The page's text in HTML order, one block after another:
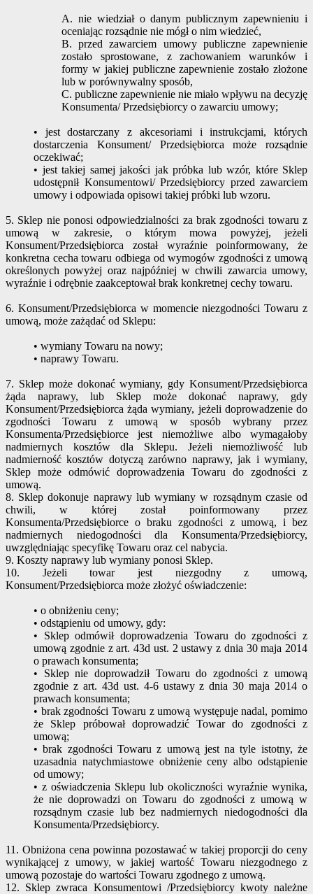
A. nie wiedział o danym publicznym zapewnieniu i
oceniając rozsądnie nie mógł o nim wiedzieć,
B. przed zawarciem umowy publiczne zapewnienie
zostało sprostowane, z zachowaniem warunków i
formy w jakiej publiczne zapewnienie zostało złożone
lub w porównywalny sposób,
C. publiczne zapewnienie nie miało wpływu na decyzję
Konsumenta/ Przedsiębiorcy o zawarciu umowy;
• jest dostarczany z akcesoriami i instrukcjami, których
dostarczenia Konsument/ Przedsiębiorca może rozsądnie
oczekiwać;
• jest takiej samej jakości jak próbka lub wzór, które Sklep
udostępnił Konsumentowi/ Przedsiębiorcy przed zawarciem
umowy i odpowiada opisowi takiej próbki lub wzoru.
5. Sklep nie ponosi odpowiedzialności za brak zgodności towaru z
umową w zakresie, o którym mowa powyżej, jeżeli
Konsument/Przedsiębiorca został wyraźnie poinformowany, że
konkretna cecha towaru odbiega od wymogów zgodności z umową
określonych powyżej oraz najpóźniej w chwili zawarcia umowy,
wyraźnie i odrębnie zaakceptował brak konkretnej cechy towaru.
6. Konsument/Przedsiębiorca w momencie niezgodności Towaru z
umową, może zażądać od Sklepu:
• wymiany Towaru na nowy;
• naprawy Towaru.
7. Sklep może dokonać wymiany, gdy Konsument/Przedsiębiorca
żąda naprawy, lub Sklep może dokonać naprawy, gdy
Konsument/Przedsiębiorca żąda wymiany, jeżeli doprowadzenie do
zgodności Towaru z umową w sposób wybrany przez
Konsumenta/Przedsiębiorce jest niemożliwe albo wymagałoby
nadmiernych kosztów dla Sklepu. Jeżeli niemożliwość lub
nadmierność kosztów dotyczą zarówno naprawy, jak i wymiany,
Sklep może odmówić doprowadzenia Towaru do zgodności z
umową.
8. Sklep dokonuje naprawy lub wymiany w rozsądnym czasie od
chwili, w której został poinformowany przez
Konsumenta/Przedsiębiorce o braku zgodności z umową, i bez
nadmiernych niedogodności dla Konsumenta/Przedsiębiorcy,
uwzględniając specyfikę Towaru oraz cel nabycia.
9. Koszty naprawy lub wymiany ponosi Sklep.
10. Jeżeli towar jest niezgodny z umową,
Konsument/Przedsiębiorca może złożyć oświadczenie:
• o obniżeniu ceny;
• odstąpieniu od umowy, gdy:
• Sklep odmówił doprowadzenia Towaru do zgodności z
umową zgodnie z art. 43d ust. 2 ustawy z dnia 30 maja 2014
o prawach konsumenta;
• Sklep nie doprowadził Towaru do zgodności z umową
zgodnie z art. 43d ust. 4-6 ustawy z dnia 30 maja 2014 o
prawach konsumenta;
• brak zgodności Towaru z umową występuje nadal, pomimo
że Sklep próbował doprowadzić Towar do zgodności z
umową;
• brak zgodności Towaru z umową jest na tyle istotny, że
uzasadnia natychmiastowe obniżenie ceny albo odstąpienie
od umowy;
• z oświadczenia Sklepu lub okoliczności wyraźnie wynika,
że nie doprowadzi on Towaru do zgodności z umową w
rozsądnym czasie lub bez nadmiernych niedogodności dla
Konsumenta/Przedsiębiorcy.
11. Obniżona cena powinna pozostawać w takiej proporcji do ceny
wynikającej z umowy, w jakiej wartość Towaru niezgodnego z
umową pozostaje do wartości Towaru zgodnego z umową.
12. Sklep zwraca Konsumentowi /Przedsiębiorcy kwoty należne